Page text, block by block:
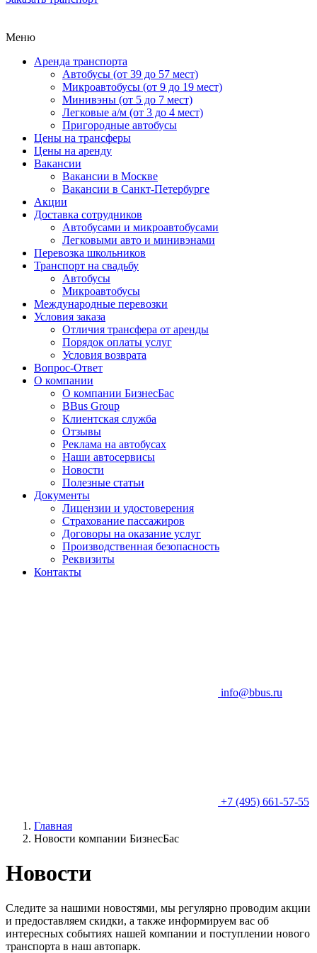
Меню
Аренда транспорта
Автобусы (от 39 до 57 мест)
Микроавтобусы (от 9 до 19 мест)
Минивэны (от 5 до 7 мест)
Легковые а/м (от 3 до 4 мест)
Пригородные автобусы
Цены на трансферы
Цены на аренду
Вакансии
Вакансии в Москве
Вакансии в Санкт-Петербурге
Акции
Доставка сотрудников
Автобусами и микроавтобусами
Легковыми авто и минивэнами
Перевозка школьников
Транспорт на свадьбу
Автобусы
Микроавтобусы
Международные перевозки
Условия заказа
Отличия трансфера от аренды
Порядок оплаты услуг
Условия возврата
Вопрос-Ответ
О компании
О компании БизнесБас
BBus Group
Клиентская служба
Отзывы
Реклама на автобусах
Наши автосервисы
Новости
Полезные статьи
Документы
Лицензии и удостоверения
Страхование пассажиров
Договоры на оказание услуг
Производственная безопасность
Реквизиты
Контакты
info@bbus.ru
+7 (495) 661-57-55
Главная
Новости компании БизнесБас
Новости
Следите за нашими новостями, мы регулярно проводим акции
и предоставляем скидки, а также информируем вас об
интересных событиях нашей компании и поступлении нового
транспорта в наш автопарк.